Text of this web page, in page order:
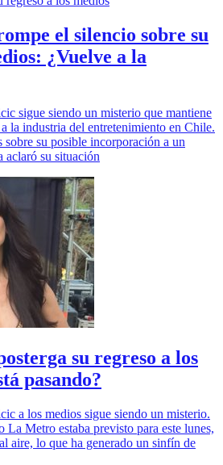
el silencio sobre su
¿Vuelve a la
sigue siendo un misterio que mantiene
la industria del entretenimiento en Chile.
sobre su posible incorporación a un
aclaró su situación
su regreso a los
pasando?
a los medios sigue siendo un misterio.
La Metro estaba previsto para este lunes,
aire, lo que ha generado un sinfín de